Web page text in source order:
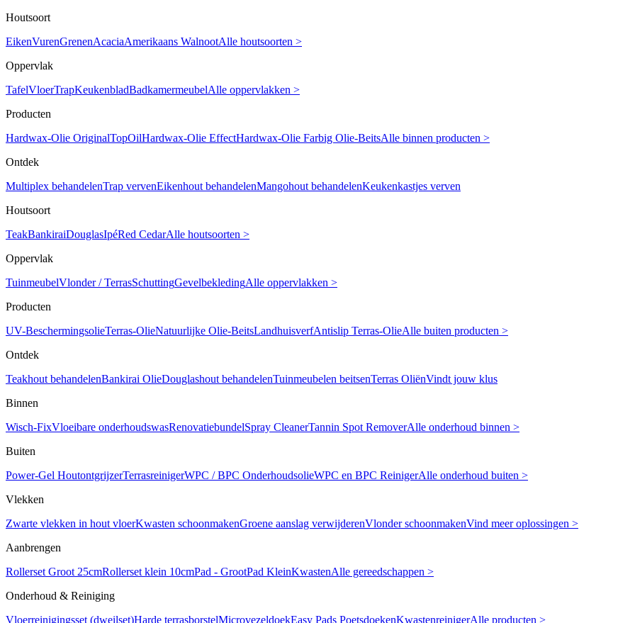
Houtsoort
EikenVurenGrenenAcaciaAmerikaans WalnootAlle houtsoorten >
Oppervlak
TafelVloerTrapKeukenbladBadkamermeubelAlle oppervlakken >
Producten
Hardwax-Olie OriginalTopOilHardwax-Olie EffectHardwax-Olie Farbig Olie-BeitsAlle binnen producten >
Ontdek
Multiplex behandelenTrap vervenEikenhout behandelenMangohout behandelenKeukenkastjes verven
Houtsoort
TeakBankiraiDouglasIpéRed CedarAlle houtsoorten >
Oppervlak
TuinmeubelVlonder / TerrasSchuttingGevelbekledingAlle oppervlakken >
Producten
UV-BeschermingsolieTerras-OlieNatuurlijke Olie-BeitsLandhuisverfAntislip Terras-OlieAlle buiten producten >
Ontdek
Teakhout behandelenBankirai OlieDouglashout behandelenTuinmeubelen beitsenTerras OliënVindt jouw klus
Binnen
Wisch-FixVloeibare onderhoudswasRenovatiebundelSpray CleanerTannin Spot RemoverAlle onderhoud binnen >
Buiten
Power-Gel HoutontgrijzerTerrasreinigerWPC / BPC OnderhoudsolieWPC en BPC ReinigerAlle onderhoud buiten >
Vlekken
Zwarte vlekken in hout vloerKwasten schoonmakenGroene aanslag verwijderenVlonder schoonmakenVind meer oplossingen >
Aanbrengen
Rollerset Groot 25cmRollerset klein 10cmPad - GrootPad KleinKwastenAlle gereedschappen >
Onderhoud & Reiniging
Vloerreinigingsset (dweilset)Harde terrasborstelMicrovezeldoekEasy Pads PoetsdoekenKwastenreinigerAlle producten >